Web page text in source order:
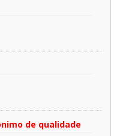
de qualidade